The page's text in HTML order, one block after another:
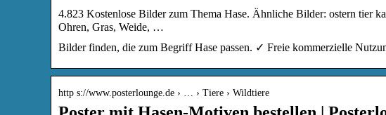
4.823 Kostenlose Bilder zum Thema Hase. Ähnliche Bilder: ostern tier
Ohren, Gras, Weide, …
Bilder finden, die zum Begriff Hase passen. ✓ Freie kommerzielle
http s://www.posterlounge.de › … › Tiere › Wildtiere